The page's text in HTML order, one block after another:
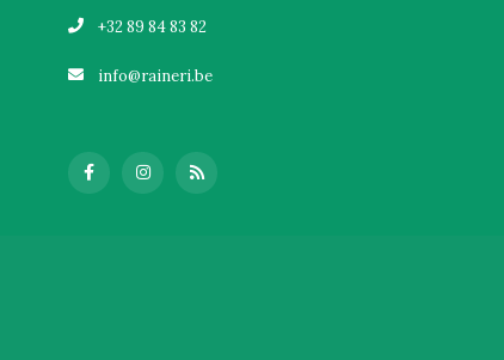
+32 89 84 83 82
info@raineri.be